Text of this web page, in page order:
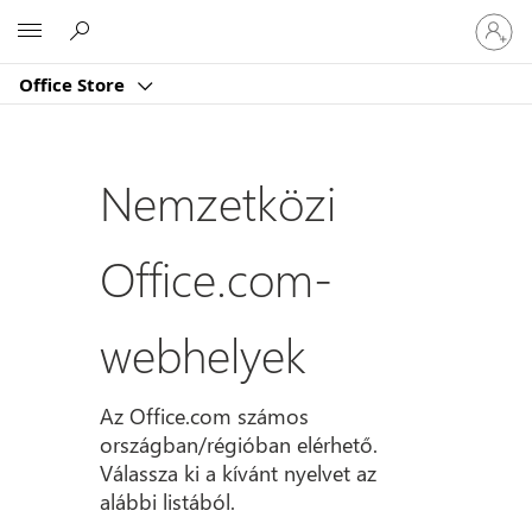
Office Store
be
a
Nemzetközi
Office.com-
webhelyek
Az Office.com számos
országban/régióban elérhető.
Válassza ki a kívánt nyelvet az
alábbi listából.